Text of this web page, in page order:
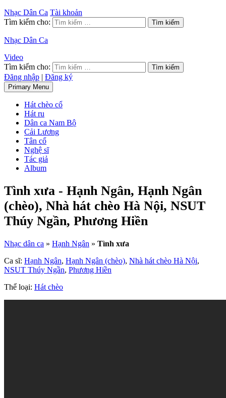
Nhạc Dân Ca Tài khoản
Tìm kiếm cho:
Nhạc Dân Ca
Video
Tìm kiếm cho:
Đăng nhập | Đăng ký
Primary Menu
Hát chèo cổ
Hát ru
Dân ca Nam Bộ
Cải Lương
Tân cổ
Nghệ sĩ
Tác giả
Album
Tình xưa - Hạnh Ngân, Hạnh Ngân
(chèo), Nhà hát chèo Hà Nội, NSUT
Thúy Ngần, Phương Hiền
Nhạc dân ca » Hạnh Ngân » Tình xưa
Ca sĩ: Hạnh Ngân, Hạnh Ngân (chèo), Nhà hát chèo Hà Nội,
NSUT Thúy Ngần, Phương Hiền
Thể loại: Hát chèo